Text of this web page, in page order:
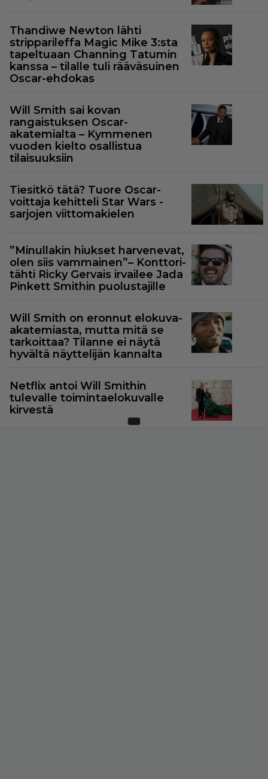
Thandiwe Newton lähti
stripparileffa Magic Mike 3:sta
tapeltuaan Channing Tatumin
kanssa – tilalle tuli rääväsuinen
Oscar-ehdokas
Will Smith sai kovan
rangaistuksen Oscar-
akatemialta – Kymmenen
vuoden kielto osallistua
tilaisuuksiin
Tiesitkö tätä? Tuore Oscar-
voittaja kehitteli Star Wars -
sarjojen viittomakielen
”Minullakin hiukset harvenevat,
olen siis vammainen”– Konttori-
tähti Ricky Gervais irvailee Jada
Pinkett Smithin puolustajille
Will Smith on eronnut elokuva-
akatemiasta, mutta mitä se
tarkoittaa? Tilanne ei näytä
hyvältä näyttelijän kannalta
Netflix antoi Will Smithin
tulevalle toimintaelokuvalle
kirvestä